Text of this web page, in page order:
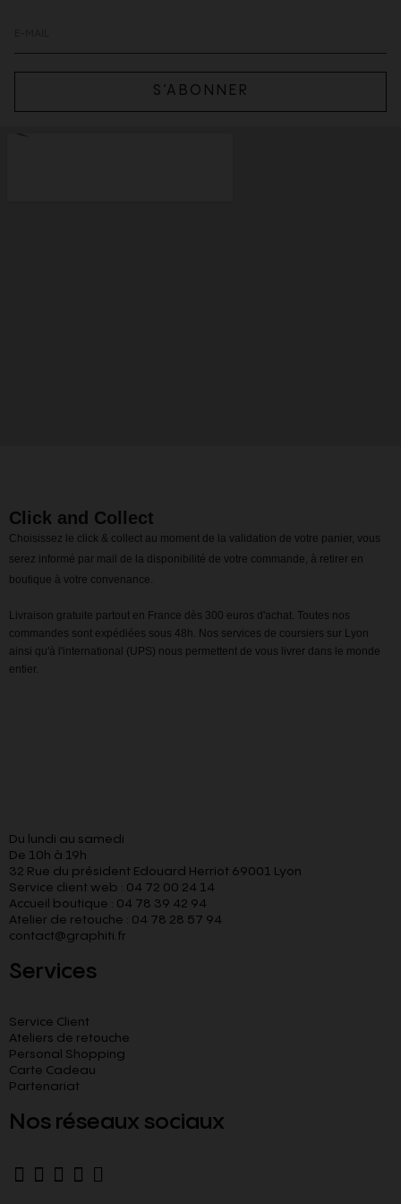
S’ABONNER
Click and Collect
Choisissez le click & collect au moment de la validation de votre panier, vous
serez informé par mail de la disponibilité de votre commande, à retirer en
boutique à votre convenance.
Livraison gratuite partout en France dès 300 euros d'achat. Toutes nos
commandes sont expédiées sous 48h. Nos services de coursiers sur Lyon
ainsi qu'à l'international (UPS) nous permettent de vous livrer dans le monde
entier.
Du lundi au samedi
De 10h à 19h
32 Rue du président Edouard Herriot 69001 Lyon
Service client web : 04 72 00 24 14
Accueil boutique : 04 78 39 42 94
Atelier de retouche : 04 78 28 57 94
contact@graphiti.fr
Services
Service Client
Ateliers de retouche
Personal Shopping
Carte Cadeau
Partenariat
Nos réseaux sociaux